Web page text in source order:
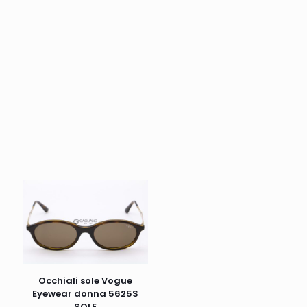
Occhiali sole Vogue
Eyewear donna 5625S